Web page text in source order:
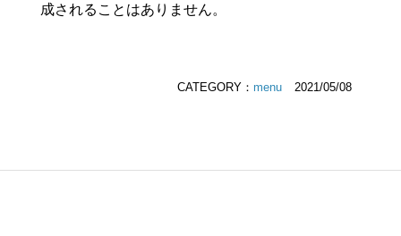
成されることはありません。
CATEGORY：menu 2021/05/08